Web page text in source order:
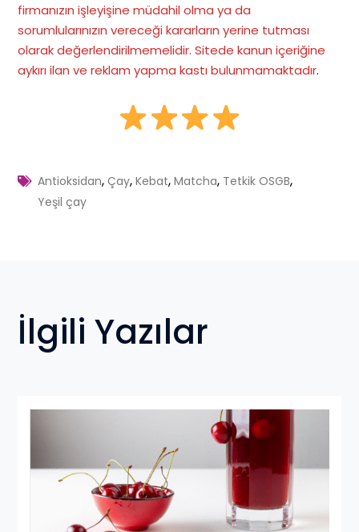
firmanızın işleyişine müdahil olma ya da
sorumlularınızın vereceği kararların yerine tutması
olarak değerlendirilmemelidir. Sitede kanun içeriğine
aykırı ilan ve reklam yapma kastı bulunmamaktadır.
Antioksidan,Çay,Kebat,Matcha, Tetkik OSGB,
Yeşil çay
İlgili Yazılar